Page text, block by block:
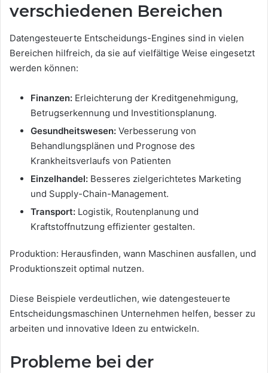
verschiedenen Bereichen
Datengesteuerte Entscheidungs-Engines sind in vielen
Bereichen hilfreich, da sie auf vielfältige Weise eingesetzt
werden können:
Finanzen: Erleichterung der Kreditgenehmigung,
Betrugserkennung und Investitionsplanung.
Gesundheitswesen: Verbesserung von
Behandlungsplänen und Prognose des
Krankheitsverlaufs von Patienten
Einzelhandel: Besseres zielgerichtetes Marketing
und Supply-Chain-Management.
Transport: Logistik, Routenplanung und
Kraftstoffnutzung effizienter gestalten.
Produktion: Herausfinden, wann Maschinen ausfallen, und
Produktionszeit optimal nutzen.
Diese Beispiele verdeutlichen, wie datengesteuerte
Entscheidungsmaschinen Unternehmen helfen, besser zu
arbeiten und innovative Ideen zu entwickeln.
Probleme bei der